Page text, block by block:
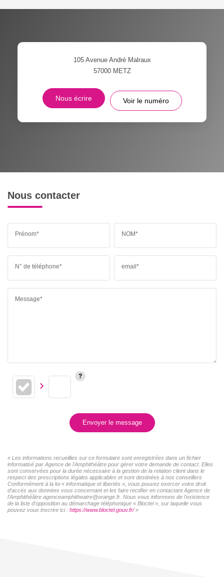
105 Avenue André Malraux
57000 METZ
Nous écrire Voir le numéro
Nous contacter
Prénom* NOM*
N° de téléphone* email*
Message*
Envoyer le message
« Les informations recueillies sur ce formulaire sont enregistrées dans un fichier
informatisé par Agence de l'Amphithéâtre pour gérer votre demande de contact. Elles
sont conservées pour la durée nécessaire à la gestion de la relation client dans le
respect des prescriptions légales applicables et sont destinées à nos conseillers
Conformément à la loi « informatique et libertés », vous pouvez exercer votre droit
d'accès aux données vous concernant et les faire rectifier en contactant Agence de
l'Amphithéâtre agenceamphitheatre@orange.fr. Nous vous informons de l'existence
de la liste d'opposition au démarchage téléphonique « Bloctel », sur laquelle vous
pouvez vous inscrire ici : https://www.bloctel.gouv.fr/»